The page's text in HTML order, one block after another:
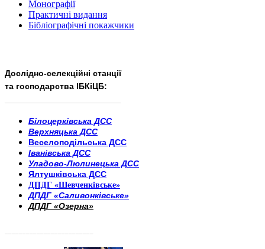
Монографії
Практичні видання
Бібліографічні покажчики
Дослідно-селекційні станції
та господарства ІБКіЦБ:
Білоцерківська ДСС
Верхняцька ДСС
Веселоподільська ДСС
Іванівська ДСС
Уладово-Люлинецька ДСС
Ялтушківська ДСС
ДПДГ «Шевченківське»
ДПДГ «Саливонківське»
ДПДГ «Озерна»